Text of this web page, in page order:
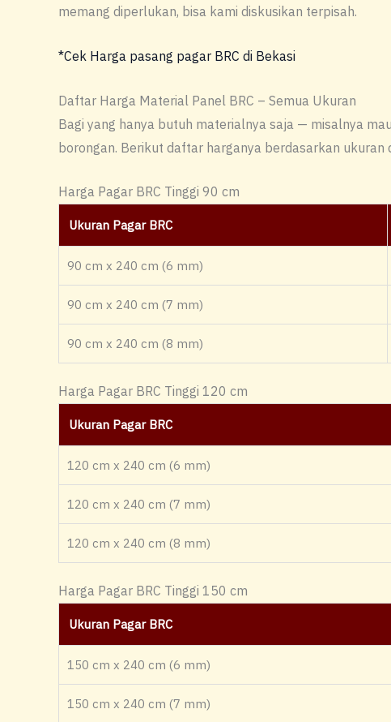
memang diperlukan, bisa kami diskusikan terpisah.
*Cek Harga pasang pagar BRC di Bekasi
Daftar Harga Material Panel BRC – Semua Ukuran
Bagi yang hanya butuh materialnya saja — misalnya
borongan. Berikut daftar harganya berdasarkan ukuran
Harga Pagar BRC Tinggi 90 cm
Ukuran Pagar BRC
90 cm x 240 cm (6 mm)
90 cm x 240 cm (7 mm)
90 cm x 240 cm (8 mm)
Harga Pagar BRC Tinggi 120 cm
Ukuran Pagar BRC
120 cm x 240 cm (6 mm)
120 cm x 240 cm (7 mm)
120 cm x 240 cm (8 mm)
Harga Pagar BRC Tinggi 150 cm
Ukuran Pagar BRC
150 cm x 240 cm (6 mm)
150 cm x 240 cm (7 mm)